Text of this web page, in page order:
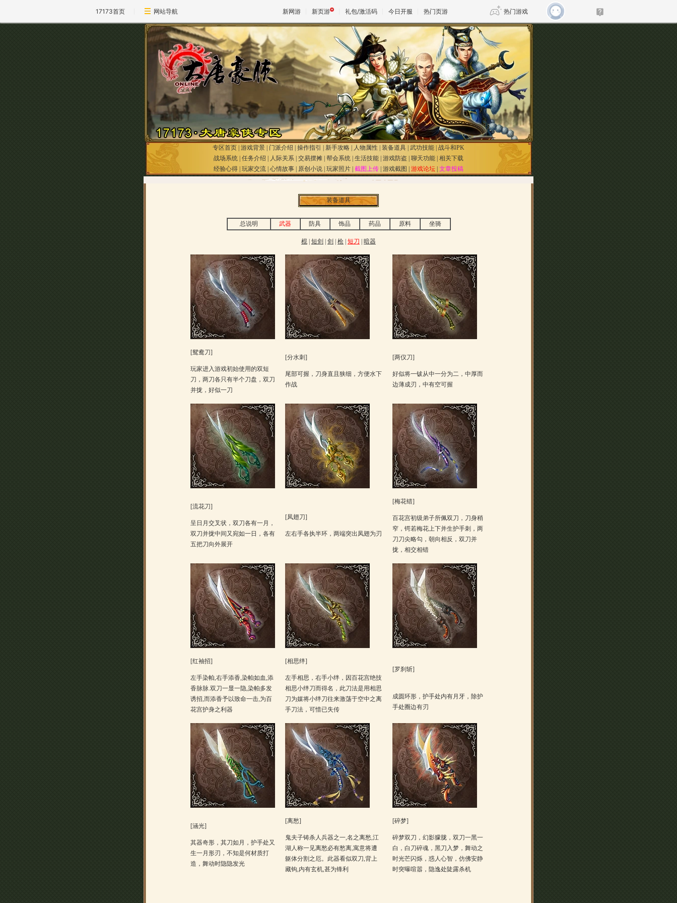
17173首页 网站导航 新网游 新页游 礼包/激活码 今日开服 热门页游 热门游戏
魔兽 DNF 传奇4
天堂 剑网3旗舰版 新天龙八部
王权与自由 诛仙世界 仙剑世界
专区首页 游戏背景 门派介绍 操作指引 新手攻略 人物属性 装备道具 武功技能 战斗和PK
战场系统 任务介绍 人际关系 交易摆摊 帮会系统 生活技能 游戏防盗 聊天功能 相关下载
经验心得 玩家交流 心情故事 原创小说 玩家照片 截图上传 游戏截图 游戏论坛 文章投稿
装备道具
总说明 武器 防具 饰品 药品 原料 坐骑
棍 短剑 剑 枪 短刀 暗器
[鸳鸯刀]
玩家进入游戏初始使用的双短
刀，两刀各只有半个刀盘，双刀
并拢，好似一刀
[分水刺]
尾部可握，刀身直且狭细，方便水下
作战
[两仪刀]
好似将一钹从中一分为二，中厚而
边薄成刃，中有空可握
[流花刀]
呈日月交叉状，双刀各有一月，
双刀并拢中间又宛如一日，各有
五把刀向外展开
[凤翅刀]
左右手各执半环，两端突出凤翅为刃
[梅花错]
百花宫初级弟子所佩双刀，刀身稍
窄，锷若梅花上下并生护手刺，两
刀刀尖略勾，朝向相反，双刀并
拢，相交相错
[红袖招]
左手染帕,右手添香,染帕如血,添
香脉脉.双刀一显一隐,染帕多发
诱招,而添香予以致命一击,为百
花宫护身之利器
[相思绊]
左手相思，右手小绊，因百花宫绝技
相思小绊刀而得名，此刀法是用相思
刀为媒将小绊刀往来激荡于空中之离
手刀法，可惜已失传
[罗刹斩]
成圆环形，护手处内有月牙，除护
手处圈边有刃
[涵光]
其器奇形，其刀如月，护手处又
生一月形刃，不知是何材质打
造，舞动时隐隐发光
[离愁]
鬼夫子铸杀人兵器之一,名之离愁,江
湖人称一见离愁必有愁离,寓意将遭
躯体分割之厄。此器看似双刀,背上
藏钩,内有玄机,甚为锋利
[碎梦]
碎梦双刀，幻影朦胧，双刀一黑一
白，白刀碎魂，黑刀入梦，舞动之
时光芒闪烁，惑人心智，仿佛安静
时突曝喧嚣，隐逸处陡露杀机